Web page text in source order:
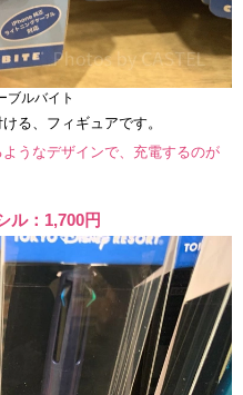
ブルバイト
る、フィギュアです。
うなデザインで、充電するのが
ル：1,700円